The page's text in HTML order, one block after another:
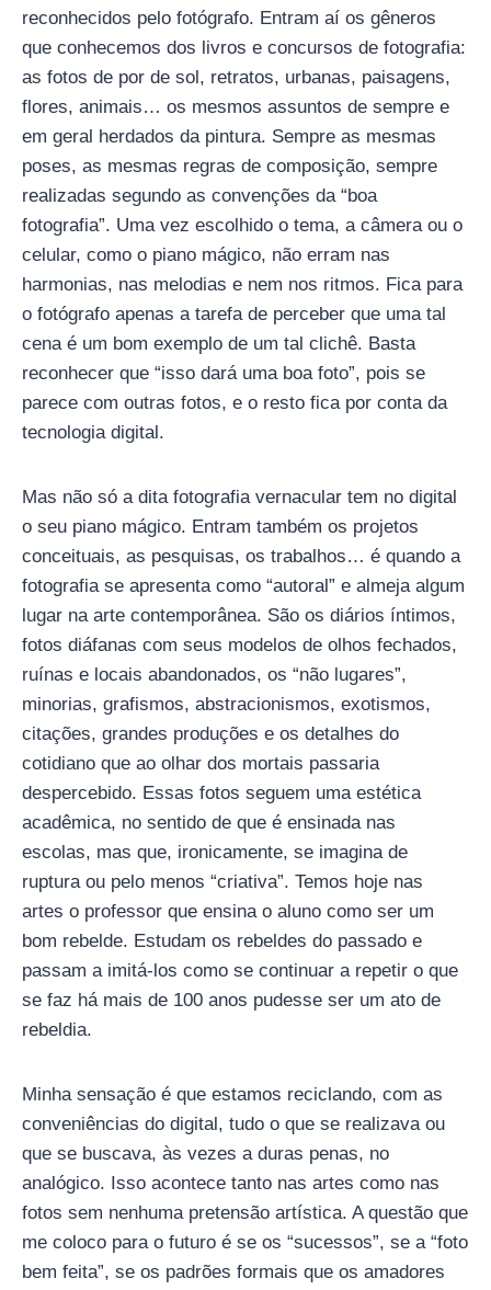
reconhecidos pelo fotógrafo. Entram aí os gêneros
que conhecemos dos livros e concursos de fotografia:
as fotos de por de sol, retratos, urbanas, paisagens,
flores, animais… os mesmos assuntos de sempre e
em geral herdados da pintura. Sempre as mesmas
poses, as mesmas regras de composição, sempre
realizadas segundo as convenções da “boa
fotografia”. Uma vez escolhido o tema, a câmera ou o
celular, como o piano mágico, não erram nas
harmonias, nas melodias e nem nos ritmos. Fica para
o fotógrafo apenas a tarefa de perceber que uma tal
cena é um bom exemplo de um tal clichê. Basta
reconhecer que “isso dará uma boa foto”, pois se
parece com outras fotos, e o resto fica por conta da
tecnologia digital.
Mas não só a dita fotografia vernacular tem no digital
o seu piano mágico. Entram também os projetos
conceituais, as pesquisas, os trabalhos… é quando a
fotografia se apresenta como “autoral” e almeja algum
lugar na arte contemporânea. São os diários íntimos,
fotos diáfanas com seus modelos de olhos fechados,
ruínas e locais abandonados, os “não lugares”,
minorias, grafismos, abstracionismos, exotismos,
citações, grandes produções e os detalhes do
cotidiano que ao olhar dos mortais passaria
despercebido. Essas fotos seguem uma estética
acadêmica, no sentido de que é ensinada nas
escolas, mas que, ironicamente, se imagina de
ruptura ou pelo menos “criativa”. Temos hoje nas
artes o professor que ensina o aluno como ser um
bom rebelde. Estudam os rebeldes do passado e
passam a imitá-los como se continuar a repetir o que
se faz há mais de 100 anos pudesse ser um ato de
rebeldia.
Minha sensação é que estamos reciclando, com as
conveniências do digital, tudo o que se realizava ou
que se buscava, às vezes a duras penas, no
analógico. Isso acontece tanto nas artes como nas
fotos sem nenhuma pretensão artística. A questão que
me coloco para o futuro é se os “sucessos”, se a “foto
bem feita”, se os padrões formais que os amadores